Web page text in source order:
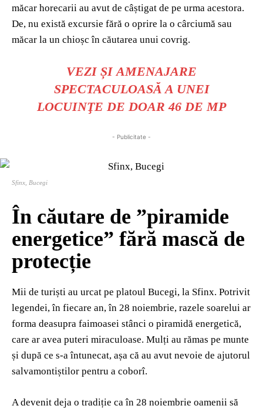
măcar horecarii au avut de câștigat de pe urma acestora.
De, nu există excursie fără o oprire la o cârciumă sau
măcar la un chioșc în căutarea unui covrig.
VEZI ȘIAMENAJARE
SPECTACULOASĂ A UNEI
LOCUINŢE DE DOAR 46 DE MP
- Publicitate -
Sfinx, Bucegi
În căutare de ”piramide
energetice” fără mască de
protecție
Mii de turiști au urcat pe platoul Bucegi, la Sfinx. Potrivit
legendei, în fiecare an, în 28 noiembrie, razele soarelui ar
forma deasupra faimoasei stânci o piramidă energetică,
care ar avea puteri miraculoase. Mulți au rămas pe munte
și după ce s-a întunecat, așa că au avut nevoie de ajutorul
salvamontiștilor pentru a coborî.
A devenit deja o tradiție ca în 28 noiembrie oamenii să